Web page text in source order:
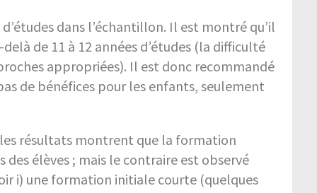
dans l’échantillon. Il est montré qu’il
de 11 à 12 années d’études (la difficulté
appropriées). Il est donc recommandé
de bénéfices pour les enfants, seulement
résultats montrent que la formation
des élèves ; mais le contraire est observé
i) une formation initiale courte (quelques